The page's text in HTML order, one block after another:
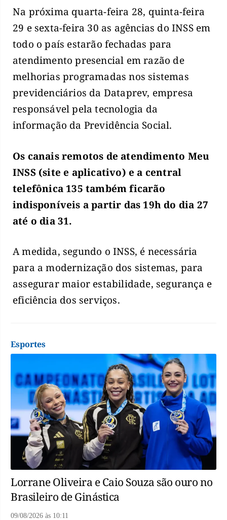
Na próxima quarta-feira 28, quinta-feira
29 e sexta-feira 30 as agências do INSS em
todo o país estarão fechadas para
atendimento presencial em razão de
melhorias programadas nos sistemas
previdenciários da Dataprev, empresa
responsável pela tecnologia da
informação da Previdência Social.
Os canais remotos de atendimento Meu
INSS (site e aplicativo) e a central
telefônica 135 também ficarão
indisponíveis a partir das 19h do dia 27
até o dia 31.
A medida, segundo o INSS, é necessária
para a modernização dos sistemas, para
assegurar maior estabilidade, segurança e
eficiência dos serviços.
Esportes
Lorrane Oliveira e Caio Souza são ouro no
Brasileiro de Ginástica
09/08/2026 às 10:11